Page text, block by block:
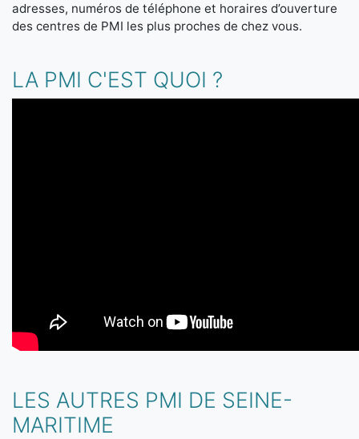
adresses, numéros de téléphone et horaires d’ouverture
des centres de PMI les plus proches de chez vous.
LA PMI C'EST QUOI ?
LES AUTRES PMI DE SEINE-
MARITIME